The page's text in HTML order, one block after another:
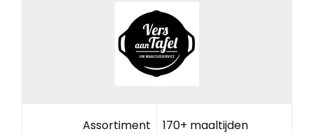
Assortiment 170+ maaltijden